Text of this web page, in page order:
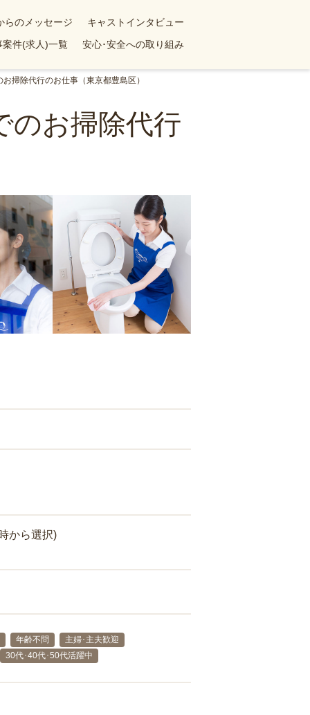
らのメッセージ
キャストインタビュー
案件(求人)一覧 安心･安全への取り組み
掃除代行のお仕事（東京都豊島区）
のお掃除代行
から選択)
年齢不問
主婦･主夫歓迎
30代･40代･50代活躍中